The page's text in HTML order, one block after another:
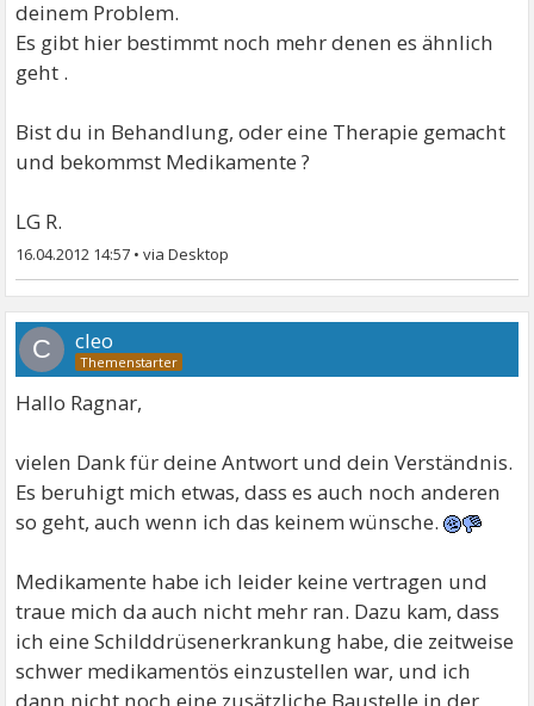
deinem Problem.
Es gibt hier bestimmt noch mehr denen es ähnlich
geht .
Bist du in Behandlung, oder eine Therapie gemacht
und bekommst Medikamente ?
LG R.
16.04.2012 14:57 •
C cleo
Hallo Ragnar,
vielen Dank für deine Antwort und dein Verständnis.
Es beruhigt mich etwas, dass es auch noch anderen
so geht, auch wenn ich das keinem wünsche.
Medikamente habe ich leider keine vertragen und
traue mich da auch nicht mehr ran. Dazu kam, dass
ich eine Schilddrüsenerkrankung habe, die zeitweise
schwer medikamentös einzustellen war, und ich